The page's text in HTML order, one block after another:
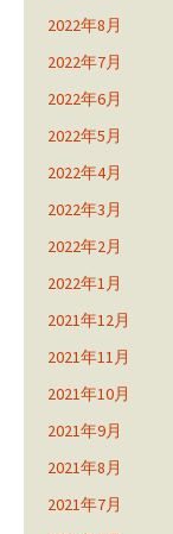
2022年8月
2022年7月
2022年6月
2022年5月
2022年4月
2022年3月
2022年2月
2022年1月
2021年12月
2021年11月
2021年10月
2021年9月
2021年8月
2021年7月